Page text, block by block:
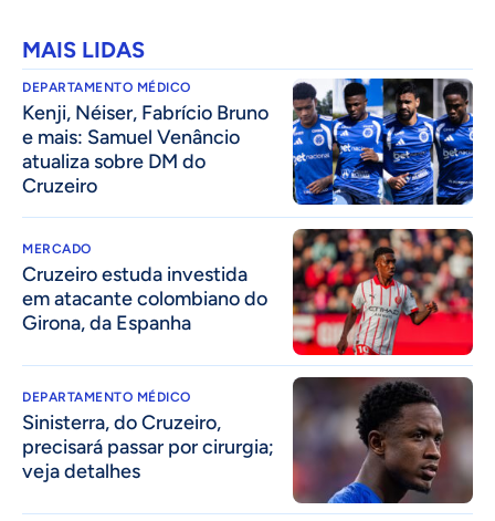
MAIS LIDAS
DEPARTAMENTO MÉDICO
Kenji, Néiser, Fabrício Bruno
e mais: Samuel Venâncio
atualiza sobre DM do
Cruzeiro
MERCADO
Cruzeiro estuda investida
em atacante colombiano do
Girona, da Espanha
DEPARTAMENTO MÉDICO
Sinisterra, do Cruzeiro,
precisará passar por cirurgia;
veja detalhes